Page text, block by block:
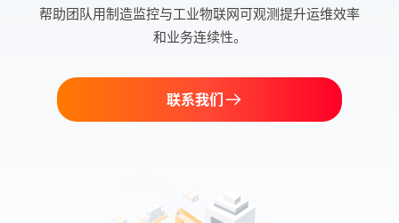
帮助团队用制造监控与工业物联网可观测提升运维效率
和业务连续性。
联系我们